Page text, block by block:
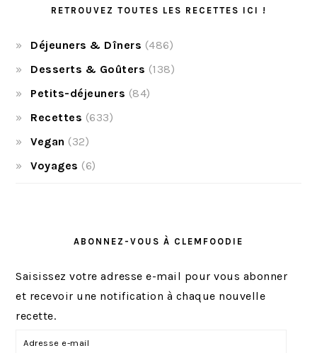
RETROUVEZ TOUTES LES RECETTES ICI !
Déjeuners & Dîners (486)
Desserts & Goûters (138)
Petits-déjeuners (84)
Recettes (633)
Vegan (32)
Voyages (6)
ABONNEZ-VOUS À CLEMFOODIE
Saisissez votre adresse e-mail pour vous abonner
et recevoir une notification à chaque nouvelle
recette.